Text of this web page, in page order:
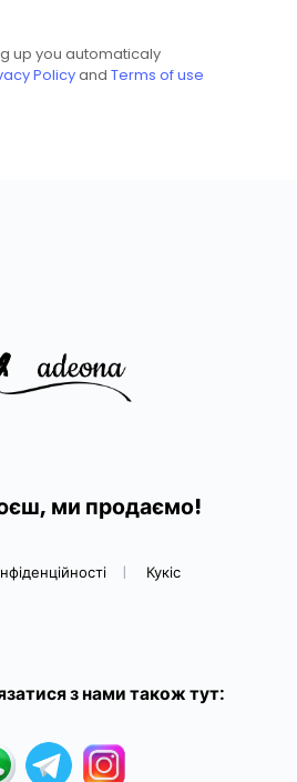
up you automaticaly
Policyand Terms of use
ми продаємо!
| Кукіс
з нами також тут: